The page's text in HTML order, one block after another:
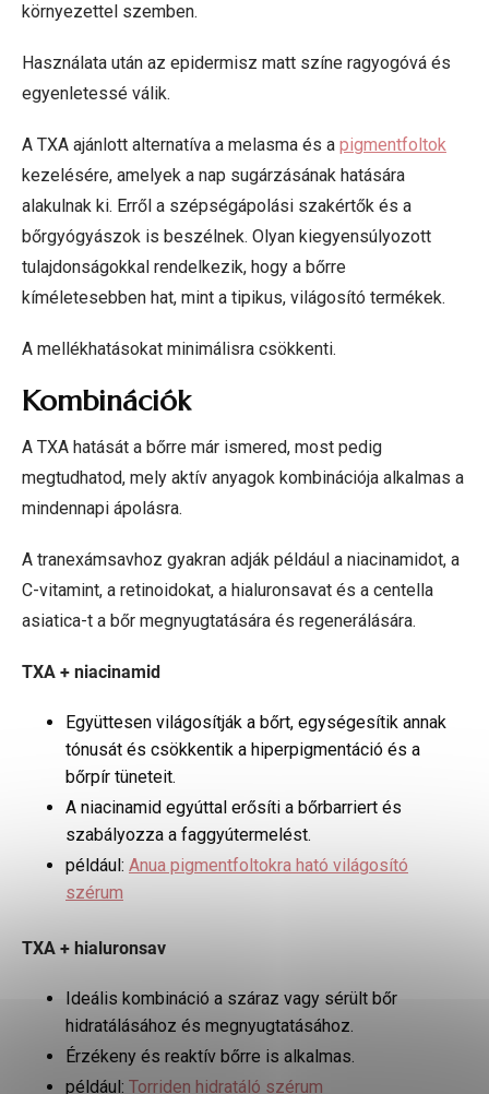
környezettel szemben.
Használata után az epidermisz matt színe ragyogóvá és
egyenletessé válik.
A TXA ajánlott alternatíva a melasma és a pigmentfoltok
kezelésére, amelyek a nap sugárzásának hatására
alakulnak ki. Erről a szépségápolási szakértők és a
bőrgyógyászok is beszélnek. Olyan kiegyensúlyozott
tulajdonságokkal rendelkezik, hogy a bőrre
kíméletesebben hat, mint a tipikus, világosító termékek.
A mellékhatásokat minimálisra csökkenti.
Kombinációk
A TXA hatását a bőrre már ismered, most pedig
megtudhatod, mely aktív anyagok kombinációja alkalmas a
mindennapi ápolásra.
A tranexámsavhoz gyakran adják például a niacinamidot, a
C-vitamint, a retinoidokat, a hialuronsavat és a centella
asiatica-t a bőr megnyugtatására és regenerálására.
TXA + niacinamid
Együttesen világosítják a bőrt, egységesítik annak
tónusát és csökkentik a hiperpigmentáció és a
bőrpír tüneteit.
A niacinamid egyúttal erősíti a bőrbarriert és
szabályozza a faggyútermelést.
például: Anua pigmentfoltokra ható világosító
szérum
TXA + hialuronsav
Ideális kombináció a száraz vagy sérült bőr
hidratálásához és megnyugtatásához.
Érzékeny és reaktív bőrre is alkalmas.
például: Torriden hidratáló szérum